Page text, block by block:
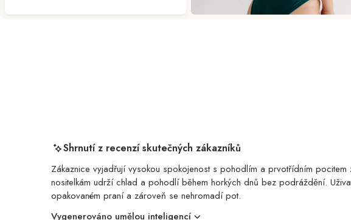
Shrnutí z recenzí skutečných zákazníků
Zákaznice vyjadřují vysokou spokojenost s pohodlím a prvotřídním
nositelkám udrží chlad a pohodlí během horkých dnů bez podráždění.
opakovaném praní a zároveň se nehromadí pot.
Vygenerováno umělou inteligencí